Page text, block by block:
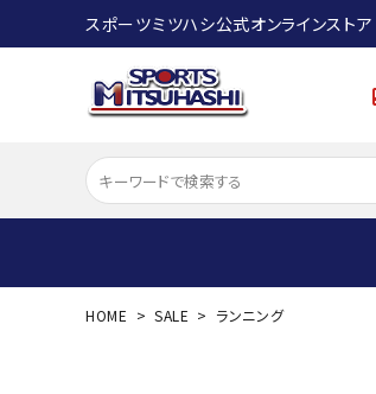
スポーツミツハシ公式オンラインストア
ACCOUNT MENU
HOME SALE ランニング